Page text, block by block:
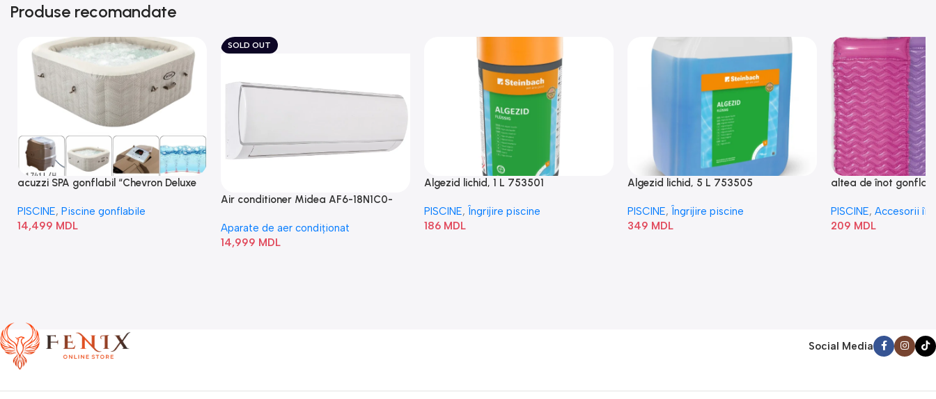
Produse recomandate
acuzzi SPA gonflabil “Chevron Deluxe
PISCINE, Piscine gonflabile
14,499 MDL
SOLD OUT
Air conditioner Midea AF6-18N1C0-
Aparate de aer condiționat
14,999 MDL
Algezid lichid, 1 L 753501
PISCINE, Îngrijire piscine
186 MDL
Algezid lichid, 5 L 753505
PISCINE, Îngrijire piscine
349 MDL
altea de înot
PISCINE, Accesorii
209 MDL
Social Media